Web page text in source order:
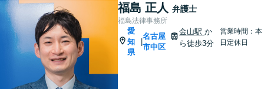
福島 正人 弁護士
福島法律事務所
愛
知
県
名古屋
市中区
金山駅 か
ら徒歩3分
営業時間：本
日定休日